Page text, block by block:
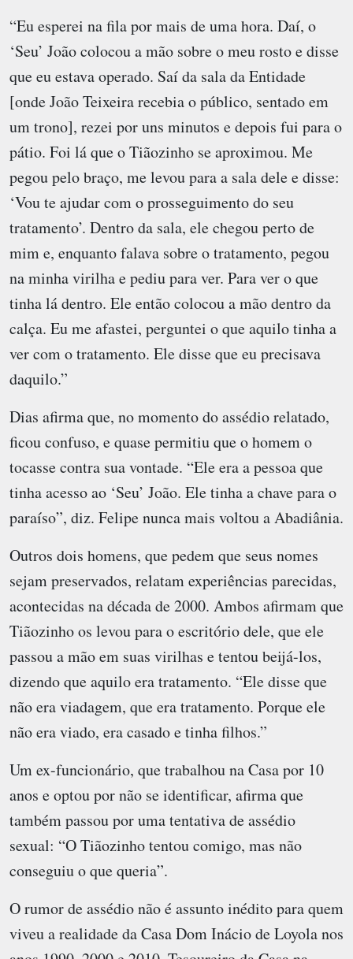
“Eu esperei na fila por mais de uma hora. Daí, o
‘Seu’ João colocou a mão sobre o meu rosto e disse
que eu estava operado. Saí da sala da Entidade
[onde João Teixeira recebia o público, sentado em
um trono], rezei por uns minutos e depois fui para o
pátio. Foi lá que o Tiãozinho se aproximou. Me
pegou pelo braço, me levou para a sala dele e disse:
‘Vou te ajudar com o prosseguimento do seu
tratamento’. Dentro da sala, ele chegou perto de
mim e, enquanto falava sobre o tratamento, pegou
na minha virilha e pediu para ver. Para ver o que
tinha lá dentro. Ele então colocou a mão dentro da
calça. Eu me afastei, perguntei o que aquilo tinha a
ver com o tratamento. Ele disse que eu precisava
daquilo.”
Dias afirma que, no momento do assédio relatado,
ficou confuso, e quase permitiu que o homem o
tocasse contra sua vontade. “Ele era a pessoa que
tinha acesso ao ‘Seu’ João. Ele tinha a chave para o
paraíso”, diz. Felipe nunca mais voltou a Abadiânia.
Outros dois homens, que pedem que seus nomes
sejam preservados, relatam experiências parecidas,
acontecidas na década de 2000. Ambos afirmam que
Tiãozinho os levou para o escritório dele, que ele
passou a mão em suas virilhas e tentou beijá-los,
dizendo que aquilo era tratamento. “Ele disse que
não era viadagem, que era tratamento. Porque ele
não era viado, era casado e tinha filhos.”
Um ex-funcionário, que trabalhou na Casa por 10
anos e optou por não se identificar, afirma que
também passou por uma tentativa de assédio
sexual: “O Tiãozinho tentou comigo, mas não
conseguiu o que queria”.
O rumor de assédio não é assunto inédito para quem
viveu a realidade da Casa Dom Inácio de Loyola nos